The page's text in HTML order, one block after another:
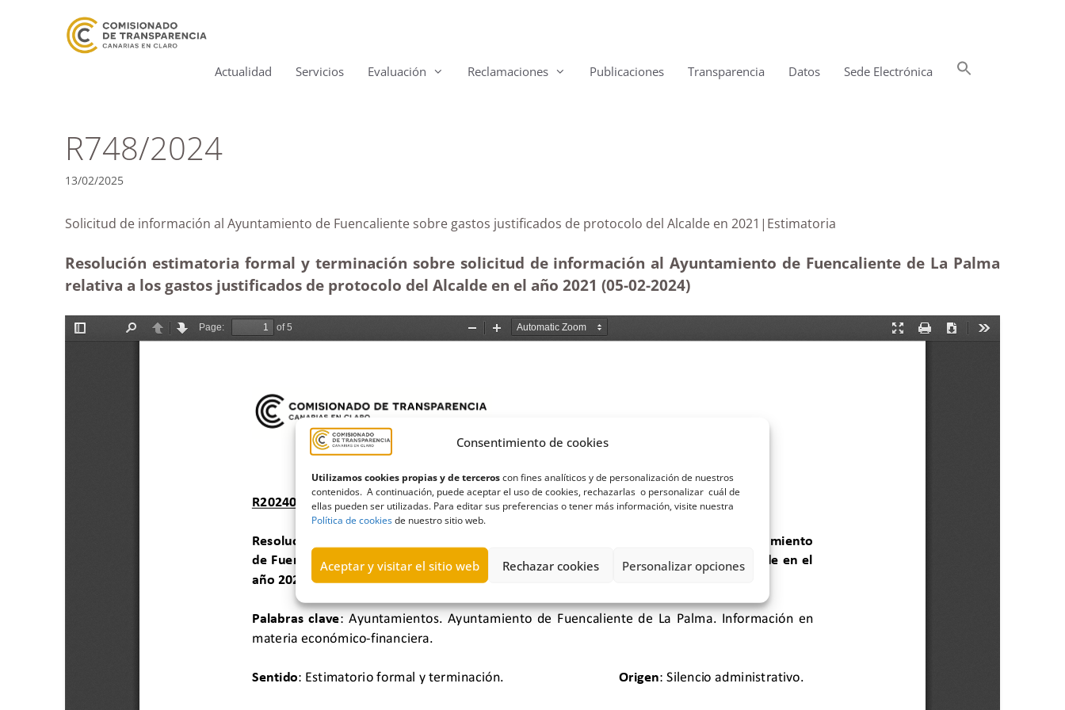
Consentimiento de cookies
Utilizamos cookies propias y de terceroscon fines analíticos y de personalización de nuestros
contenidos. A continuación, puede aceptar el uso de cookies, rechazarlas o personalizar cuál de
ellas pueden ser utilizadas. Para editar sus preferencias o tener más información, visite nuestra
Política de cookiesde nuestro sitio web.
Aceptar y visitar el sitio web Rechazar cookies Personalizar opciones
Actualidad Servicios Evaluación Reclamaciones Publicaciones Transparencia Datos Sede Electrónica
R748/2024
13/02/2025
Solicitud de información al Ayuntamiento de Fuencaliente sobre gastos justificados de protocolo del Alcalde en 2021|Estimatoria
Resolución estimatoria formal y terminación sobre solicitud de información al Ayuntamiento de Fuencaliente de La Palma
relativa a los gastos justificados de protocolo del Alcalde en el año 2021 (05-02-2024)